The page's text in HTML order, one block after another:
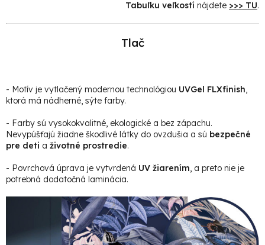
Tabuľku veľkostí nájdete >>> TU.
Tlač
- Motív je vytlačený modernou technológiou UVGel FLXfinish,
ktorá má nádherné, sýte farby.
- Farby sú vysokokvalitné, ekologické a bez zápachu.
Nevypúšťajú žiadne škodlivé látky do ovzdušia a sú bezpečné
pre deti a životné prostredie.
- Povrchová úprava je vytvrdená UV žiarením, a preto nie je
potrebná dodatočná laminácia.